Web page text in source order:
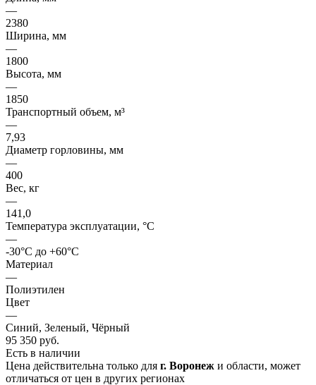
—
2380
Ширина, мм
—
1800
Высота, мм
—
1850
Транспортный объем, м³
—
7,93
Диаметр горловины, мм
—
400
Вес, кг
—
141,0
Температура эксплуатации, °C
—
-30°C до +60°C
Материал
—
Полиэтилен
Цвет
—
Синий, Зеленый, Чёрный
95 350 руб.
Есть в наличии
Цена действительна только для г. Воронеж и области, может
отличаться от цен в других регионах